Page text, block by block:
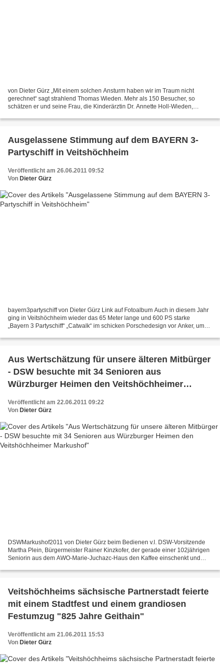
von Dieter Gürz „Mit einem solchen Ansturm haben wir im Traum nicht
gerechnet“ sagt strahlend Thomas Wieden. Mehr als 150 Besucher, so
schätzen er und seine Frau, die Kinderärztin Dr. Annette Holl-Wieden,
Ausgelassene Stimmung auf dem BAYERN 3-
Partyschiff in Veitshöchheim
Veröffentlicht am 26.06.2011 09:52
Von Dieter Gürz
bayern3partyschiff von Dieter Gürz Link auf Fotoalbum Auch in diesem Jahr
ging in Veitshöchheim wieder das 65 Meter lange und 600 PS starke
„Bayern 3 Partyschiff“ „Catwalk“ im schicken Porschedesign vor Anker, um
Aus Wertschätzung für unsere älteren Mitbürger
- DSW besuchte mit 34 Senioren aus
Würzburger Heimen den Veitshöchheimer
Veröffentlicht am 22.06.2011 09:22
Von Dieter Gürz
DSWMarkushof2011 von Dieter Gürz beim Bedienen v.l. DSW-Vorsitzende
Martha Plein, Bürgermeister Rainer Kinzkofer, der gerade einer 102jährigen
Seniorin aus dem AWO-Marie-Juchazc-Haus den Kaffee einschenkt und
Veitshöchheims sächsische Partnerstadt feierte
mit einem Stadtfest und einem grandiosen
Festumzug "825 Jahre Geithain"
Veröffentlicht am 21.06.2011 15:53
Von Dieter Gürz